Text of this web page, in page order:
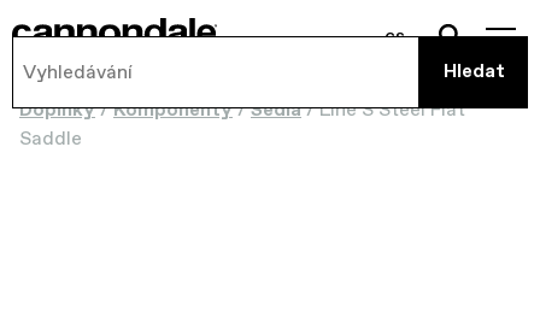
cs
Doplňky/Komponenty/Sedla/Line S Steel Flat
Saddle